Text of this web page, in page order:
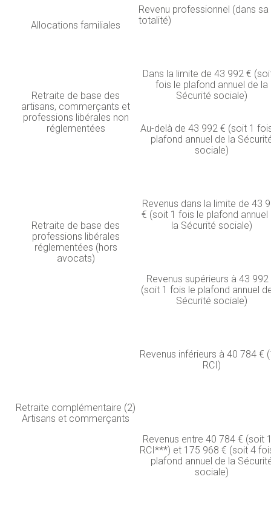
Allocations familiales
Revenu professionnel (dans sa
totalité)
Retraite de base des
artisans, commerçants et
professions libérales non
réglementées
Dans la limite de 43 992 €
fois le plafond annuel de la
Sécurité sociale)
Au-delà de 43 992 € (soit 1
plafond annuel de la
sociale)
Retraite de base des
professions libérales
réglementées (hors
avocats)
Revenus dans la limite de 43
€ (soit 1 fois le plafond annuel
la Sécurité sociale)
Revenus supérieurs à 43 992
(soit 1 fois le plafond annuel
Sécurité sociale)
Retraite complémentaire (2)
Artisans et commerçants
Revenus inférieurs à 40 784 €
RCI)
Revenus entre 40 784 € (soit
RCI***) et 175 968 € (soit 4
plafond annuel de la
sociale)